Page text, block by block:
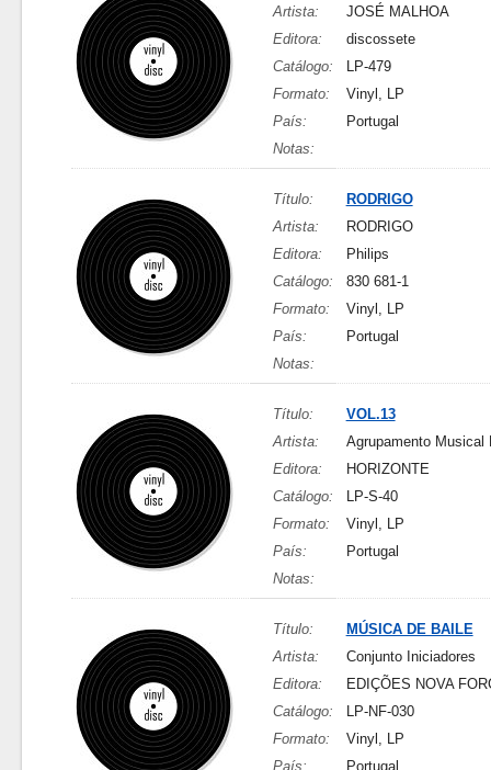
Artista:
JOSÉ MALHOA
Editora:
discossete
Catálogo:
LP-479
Formato:
Vinyl, LP
País:
Portugal
Notas:
Título:
RODRIGO
Artista:
RODRIGO
Editora:
Philips
Catálogo:
830 681-1
Formato:
Vinyl, LP
País:
Portugal
Notas:
Título:
VOL.13
Artista:
Agrupamento Musical
Editora:
HORIZONTE
Catálogo:
LP-S-40
Formato:
Vinyl, LP
País:
Portugal
Notas:
Título:
MÚSICA DE BAILE
Artista:
Conjunto Iniciadores
Editora:
EDIÇÕES NOVA
Catálogo:
LP-NF-030
Formato:
Vinyl, LP
País:
Portugal